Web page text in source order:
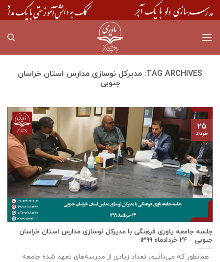
Skip
to
TAG ARCHIVES: مديركل نوسازی مدارس استان خراسان
جنوبی
جلسه جامعه یاوری فرهنگی با مديركل نوسازی مدارس استان خراسان
جنوبی – ۲۴ خردادماه ۱۳۹۹
همانطور که می‌دانیم، تعداد زیادی از مدرسه‌های تعهد شده جامعه
۲۵
خرداد